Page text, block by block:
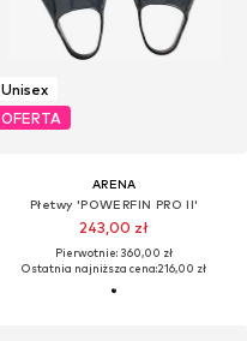
Unisex
OFERTA
ARENA
Płetwy 'POWERFIN PRO II'
243,00 zł
Pierwotnie: 360,00 zł
Ostatnia najniższa cena:216,00 zł